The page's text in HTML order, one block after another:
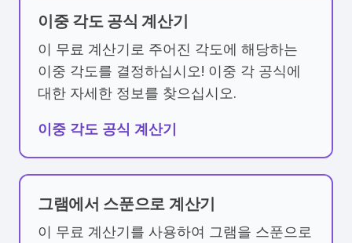
이중 각도 공식 계산기
이 무료 계산기로 주어진 각도에 해당하는
이중 각도를 결정하십시오! 이중 각 공식에
대한 자세한 정보를 찾으십시오.
이중 각도 공식 계산기
그램에서 스푼으로 계산기
이 무료 계산기를 사용하여 그램을 스푼으로